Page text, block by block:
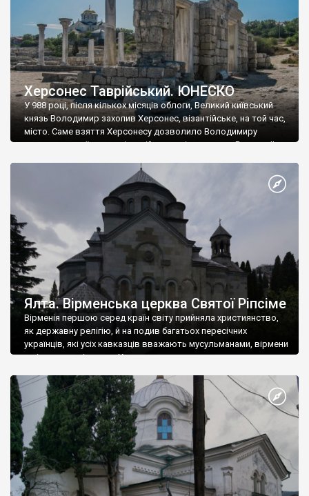
Херсонес Таврійський. ЮНЕСКО
У 988 році, після кількох місяців облоги, Великий київський
князь Володимир захопив Херсонес, візантійське, на той час,
місто. Саме взяття Херсонесу дозволило Володимиру
диктувати свої умови візантійському імператору Василю ІІ, та
Херсонесі Володимир-язичник, став Василем-християнином.
А потім було Хрещення Русі. На честь Херсонесу Таврійського
Ялта. Вірменська церква Святої Ріпсіме
Вірменія першою серед країн світу прийняла християнство,
як державну релігію, й на подив багатьох пересічних
українців, які усіх кавказців вважають мусульманами, вірмени
є відданими вірянами Христа